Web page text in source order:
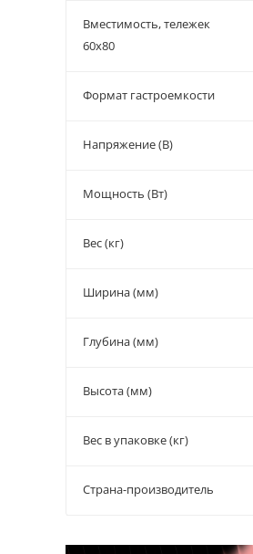
Вместимость, тележек
60x80
Формат гастроемкости
Напряжение (В)
Мощность (Вт)
Вес (кг)
Ширина (мм)
Глубина (мм)
Высота (мм)
Вес в упаковке (кг)
Страна-производитель